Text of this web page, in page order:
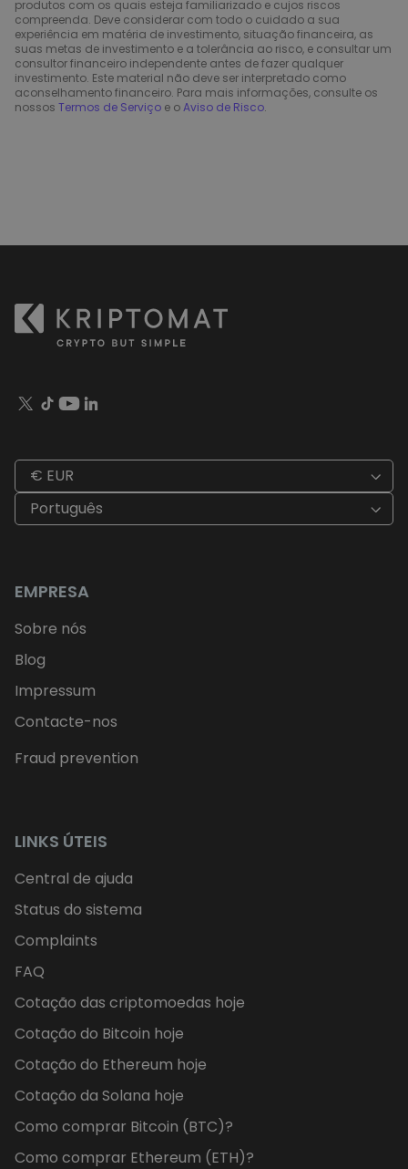
produtos com os quais esteja familiarizado e cujos riscos
compreenda. Deve considerar com todo o cuidado a sua
experiência em matéria de investimento, situação financeira, as
suas metas de investimento e a tolerância ao risco, e consultar um
consultor financeiro independente antes de fazer qualquer
investimento. Este material não deve ser interpretado como
aconselhamento financeiro. Para mais informações, consulte os
nossos Termos de Serviço e oAviso de Risco.
€ EUR
Português
EMPRESA
Sobre nós
Blog
Impressum
Contacte-nos
Fraud prevention
LINKS ÚTEIS
Central de ajuda
Status do sistema
Complaints
FAQ
Cotação das criptomoedas hoje
Cotação do Bitcoin hoje
Cotação do Ethereum hoje
Cotação da Solana hoje
Como comprar Bitcoin (BTC)?
Como comprar Ethereum (ETH)?